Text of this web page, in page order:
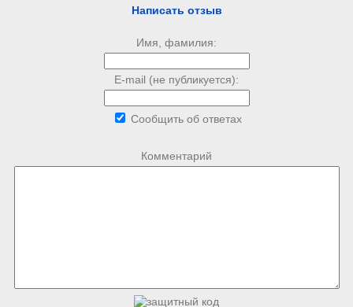
Написать отзыв
Имя, фамилия:
E-mail (не публикуется):
Сообщить об ответах
Комментарий